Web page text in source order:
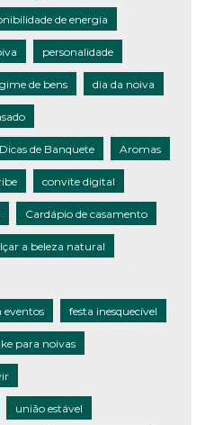
de energia
personalidade
de bens dia da noiva
Dicas de Banquete Aromas
convite digital
Cardápio de casamento
a beleza natural
eventos festa inesquecível
para noivas
união estável